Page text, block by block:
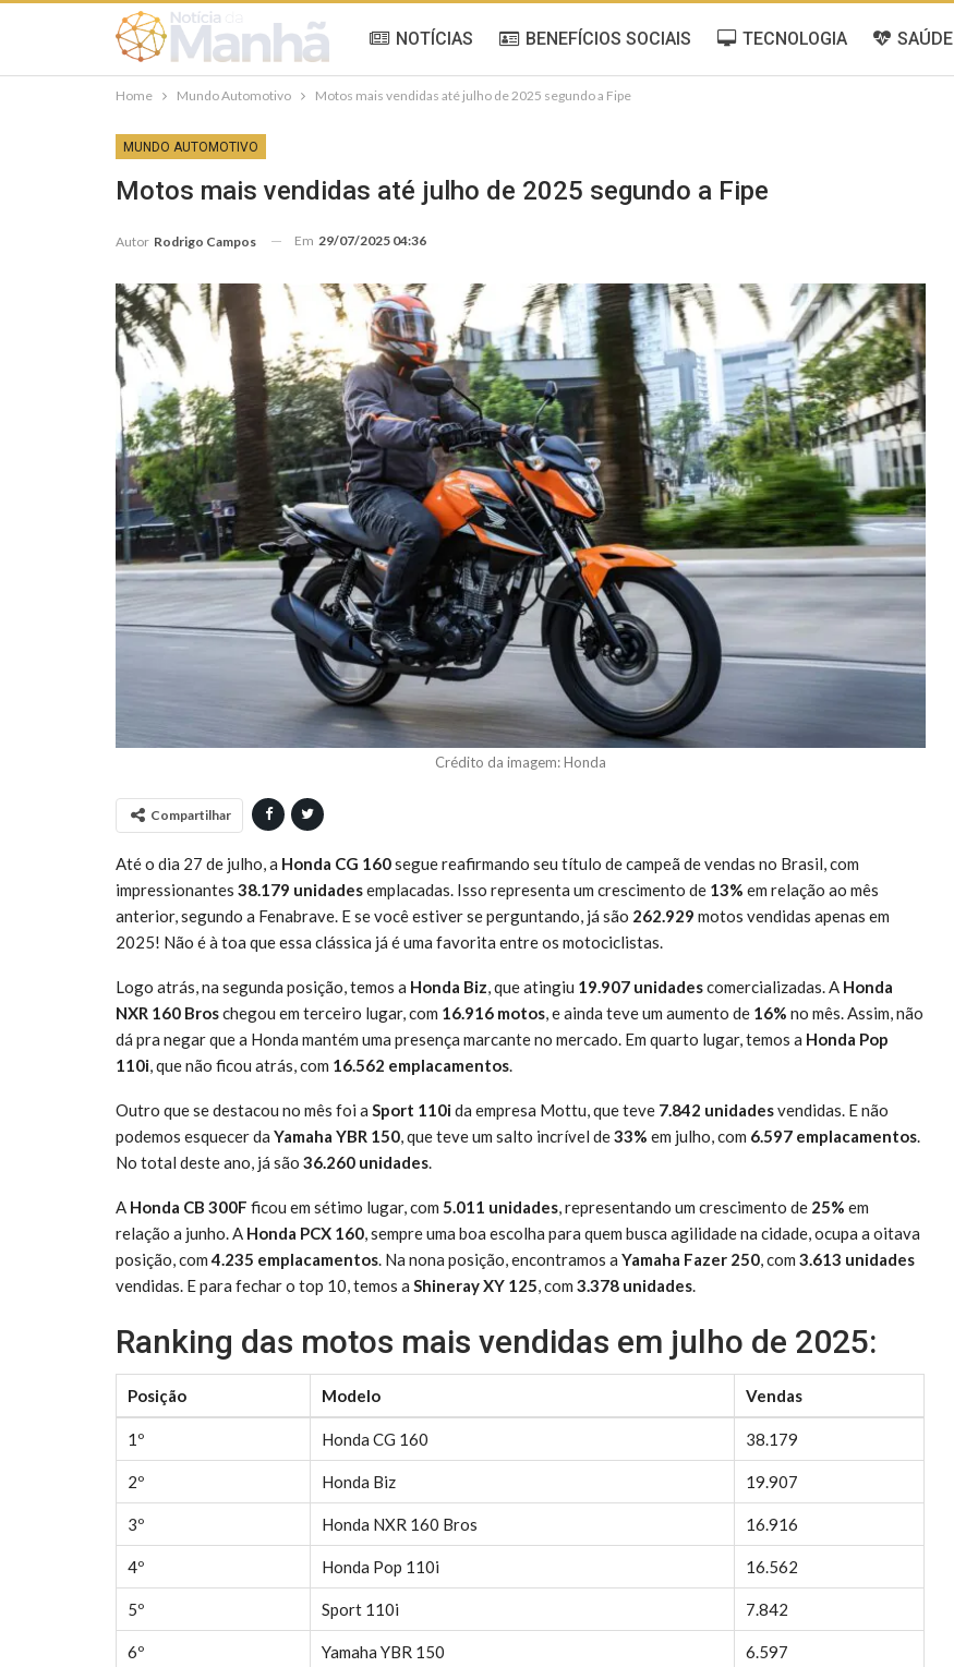
NOTÍCIAS BENEFÍCIOS SOCIAIS TECNOLOGIA SAÚDE
Home Mundo Automotivo Motos mais vendidas até julho de 2025 segundo a Fipe
MUNDO AUTOMOTIVO
Motos mais vendidas até julho de 2025 segundo a Fipe
Autor Rodrigo Campos Em 29/07/2025 04:36
Crédito da imagem: Honda
Compartilhar
Até o dia 27 de julho, a Honda CG 160segue reafirmando seu título de campeã de vendas no Brasil, com
impressionantes 38.179 unidadesemplacadas. Isso representa um crescimento de 13% em relação ao mês
anterior, segundo a Fenabrave. E se você estiver se perguntando, já são 262.929 motos vendidas apenas em
2025! Não é à toa que essa clássica já é uma favorita entre os motociclistas.
Logo atrás, na segunda posição, temos a Honda Biz, que atingiu 19.907 unidadescomercializadas. A Honda
NXR 160 Broschegou em terceiro lugar, com 16.916 motos, e ainda teve um aumento de 16% no mês. Assim, não
dá pra negar que a Honda mantém uma presença marcante no mercado. Em quarto lugar, temos a Honda Pop
110i, que não ficou atrás, com 16.562 emplacamentos.
Outro que se destacou no mês foi a Sport 110ida empresa Mottu, que teve 7.842 unidadesvendidas. E não
podemos esquecer da Yamaha YBR 150, que teve um salto incrível de33% em julho, com 6.597 emplacamentos.
No total deste ano, já são 36.260 unidades.
A Honda CB 300F ficou em sétimo lugar, com 5.011 unidades, representando um crescimento de 25% em
relação a junho. A Honda PCX 160, sempre uma boa escolha para quem busca agilidade na cidade, ocupa a oitava
posição, com4.235 emplacamentos. Na nona posição, encontramos a Yamaha Fazer 250, com 3.613 unidades
vendidas. E para fechar o top 10, temos a Shineray XY 125, com 3.378 unidades.
Ranking das motos mais vendidas em julho de 2025:
Posição Modelo Vendas
1º Honda CG 160 38.179
2º Honda Biz 19.907
3º Honda NXR 160 Bros 16.916
4º Honda Pop 110i 16.562
5º Sport 110i 7.842
6º Yamaha YBR 150 6.597